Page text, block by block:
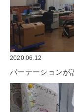
2020.06.12
パーテーションが